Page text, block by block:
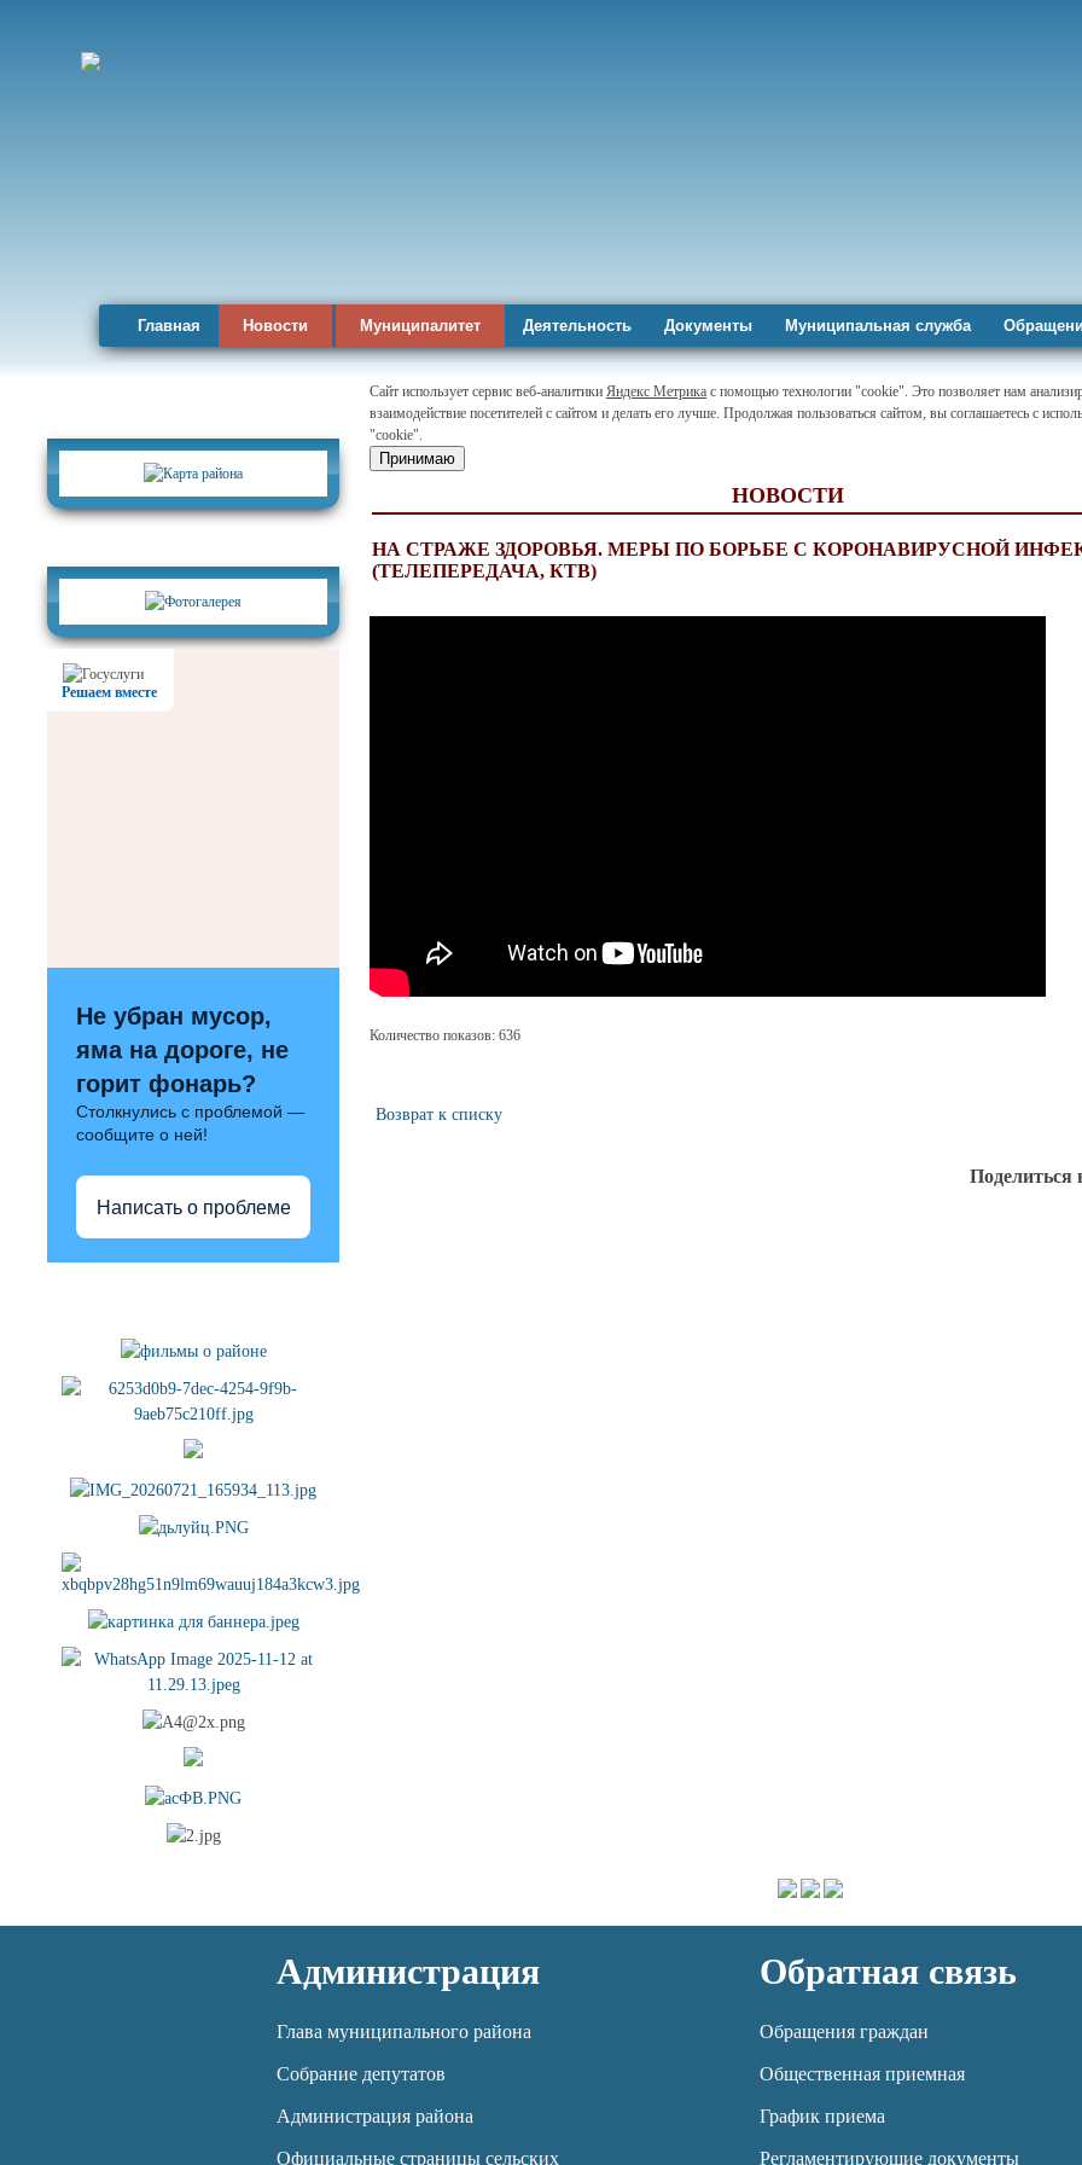
Главная Новости Муниципалитет Деятельность Документы Муниципальная служба
Решаем вместе
Не убран мусор,
яма на дороге, не
горит фонарь?
Столкнулись с проблемой —
сообщите о ней!
Написать о проблеме
Сайт использует сервис веб-аналитики Яндекс Метрика с помощью технологии "cookie". Это позволяет нам
взаимодействие посетителей с сайтом и делать его лучше. Продолжая пользоваться сайтом, вы соглашаетесь с
"cookie".
Принимаю
НОВОСТИ
НА СТРАЖЕ ЗДОРОВЬЯ. МЕРЫ ПО БОРЬБЕ С КОРОНАВИРУСНОЙ
(ТЕЛЕПЕРЕДАЧА, КТВ)
Количество показов: 636
Возврат к списку
Поделиться
Администрация
Глава муниципального района
Собрание депутатов
Администрация района
Официальные страницы сельских
Обратная связь
Обращения граждан
Общественная приемная
График приема
Регламентирующие документы